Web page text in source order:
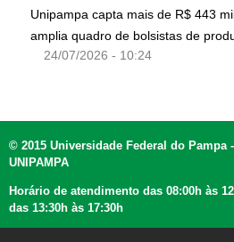
Unipampa capta mais de R$ 443
amplia quadro de bolsistas de
24/07/2026 - 10:24
© 2015 Universidade Federal do Pampa -
UNIPAMPA
Horário de atendimento das 08:00h às
das 13:30h às 17:30h